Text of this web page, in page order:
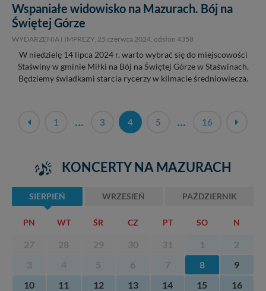
Wspaniałe widowisko na Mazurach. Bój na
Świętej Górze
WYDARZENIA I IMPREZY, 25 czerwca 2024 , odsłon 4358
W niedzielę 14 lipca 2024 r. warto wybrać się do miejscowości
Staświny w gminie Miłki na Bój na Świętej Górze w Staświnach.
Będziemy świadkami starcia rycerzy w klimacie średniowiecza.
1 ... 3 4 5 ... 16
KONCERTY NA MAZURACH
SIERPIEŃ WRZESIEŃ PAŹDZIERNIK
PN WT ŚR CZ PT SO N
27 28 29 30 31 1
2
3
4 5 6 7 8
9
10
11 12 13 14 15
16